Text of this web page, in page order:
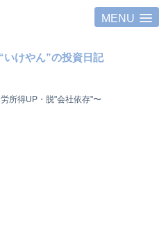
MENU
けやん”の投資日記
所得UP・脱"会社依存"〜